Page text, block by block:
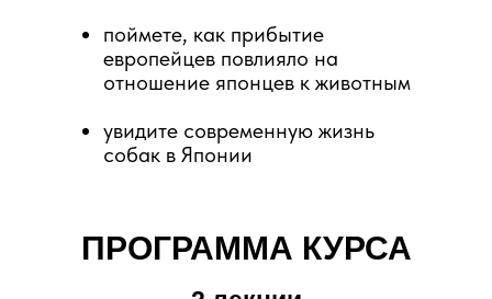
поймете, как прибытие
европейцев повлияло на
отношение японцев к животным
увидите современную жизнь
собак в Японии
ПРОГРАММА КУРСА